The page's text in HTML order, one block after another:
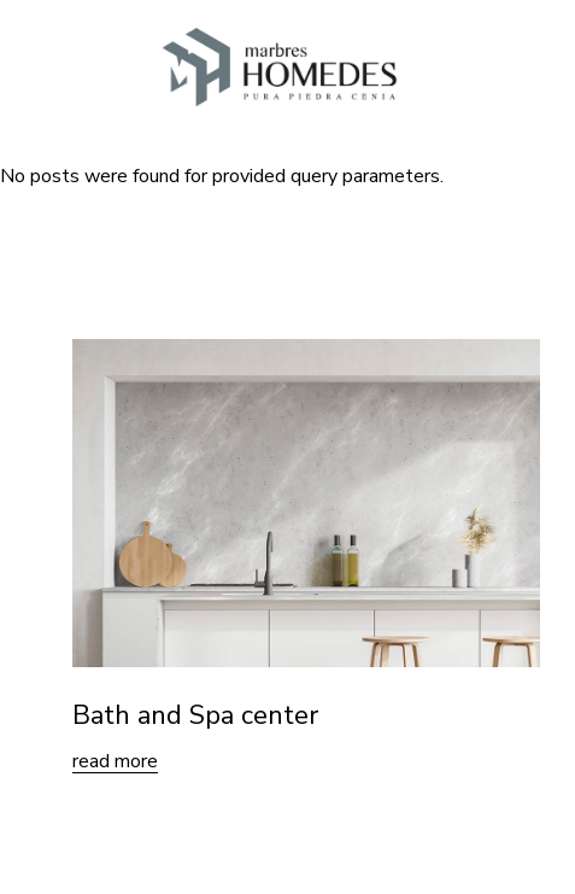
No posts were found for provided query parameters.
Bath and Spa center
read more